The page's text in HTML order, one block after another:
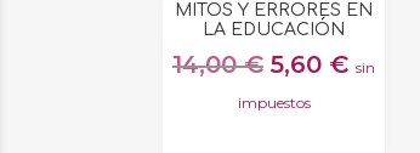
MITOS Y ERRORES EN
LA EDUCACIÓN
14,00€ El
precio
5,60 €El
sin
impuestos